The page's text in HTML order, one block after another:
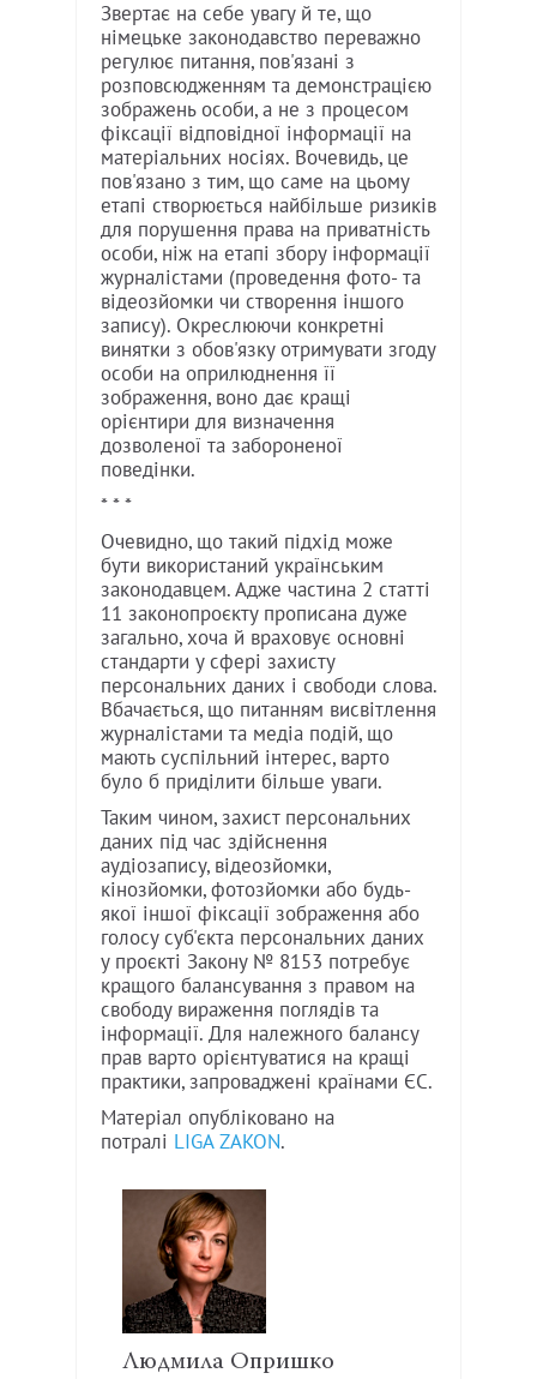
Звертає на себе увагу й те, що
німецьке законодавство переважно
регулює питання, пов'язані з
розповсюдженням та демонстрацією
зображень особи, а не з процесом
фіксації відповідної інформації на
матеріальних носіях. Вочевидь, це
пов'язано з тим, що саме на цьому
етапі створюється найбільше ризиків
для порушення права на приватність
особи, ніж на етапі збору інформації
журналістами (проведення фото- та
відеозйомки чи створення іншого
запису). Окреслюючи конкретні
винятки з обов'язку отримувати згоду
особи на оприлюднення її
зображення, воно дає кращі
орієнтири для визначення
дозволеної та забороненої
поведінки.
* * *
Очевидно, що такий підхід може
бути використаний українським
законодавцем. Адже частина 2 статті
11 законопроєкту прописана дуже
загально, хоча й враховує основні
стандарти у сфері захисту
персональних даних і свободи слова.
Вбачається, що питанням висвітлення
журналістами та медіа подій, що
мають суспільний інтерес, варто
було б приділити більше уваги.
Таким чином, захист персональних
даних під час здійснення
аудіозапису, відеозйомки,
кінозйомки, фотозйомки або будь-
якої іншої фіксації зображення або
голосу суб'єкта персональних даних
у проєкті Закону № 8153 потребує
кращого балансування з правом на
свободу вираження поглядів та
інформації. Для належного балансу
прав варто орієнтуватися на кращі
практики, запроваджені країнами ЄС.
Матеріал опубліковано на
потралі LIGA ZAKON.
Людмила Опришко